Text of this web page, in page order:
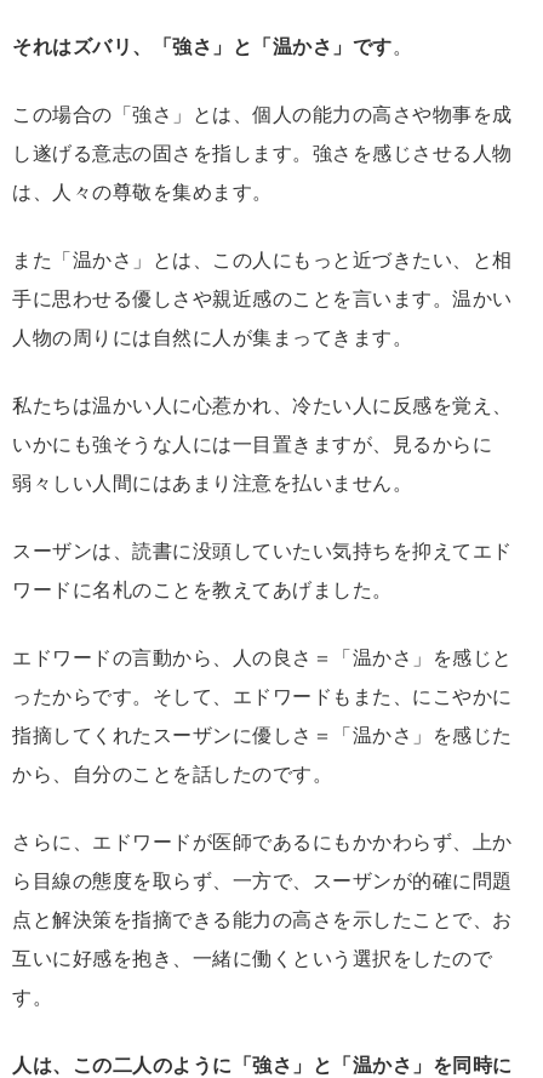
それはズバリ、「強さ」と「温かさ」です。
この場合の「強さ」とは、個人の能力の高さや物事を成
し遂げる意志の固さを指します。強さを感じさせる人物
は、人々の尊敬を集めます。
また「温かさ」とは、この人にもっと近づきたい、と相
手に思わせる優しさや親近感のことを言います。温かい
人物の周りには自然に人が集まってきます。
私たちは温かい人に心惹かれ、冷たい人に反感を覚え、
いかにも強そうな人には一目置きますが、見るからに
弱々しい人間にはあまり注意を払いません。
スーザンは、読書に没頭していたい気持ちを抑えてエド
ワードに名札のことを教えてあげました。
エドワードの言動から、人の良さ＝「温かさ」を感じと
ったからです。そして、エドワードもまた、にこやかに
指摘してくれたスーザンに優しさ＝「温かさ」を感じた
から、自分のことを話したのです。
さらに、エドワードが医師であるにもかかわらず、上か
ら目線の態度を取らず、一方で、スーザンが的確に問題
点と解決策を指摘できる能力の高さを示したことで、お
互いに好感を抱き、一緒に働くという選択をしたので
す。
人は、この二人のように「強さ」と「温かさ」を同時に